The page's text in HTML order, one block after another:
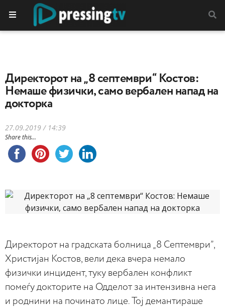
Директорот на „8 септември“ Костов:
Немаше физички, само вербален напад на
докторка
27.09.2019 / 14:39
Share this...
Директорот на градската болница „8 Септември”,
Христијан Костов, вели дека вчера немало
физички инцидент, туку вербален конфликт
помеѓу докторите на Одделот за интензивна нега
и роднини на починато лице. Тој демантираше